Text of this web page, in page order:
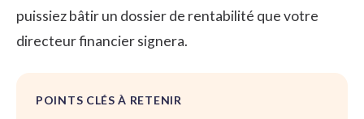
puissiez bâtir un dossier de rentabilité que votre
directeur financier signera.
POINTS CLÉS À RETENIR